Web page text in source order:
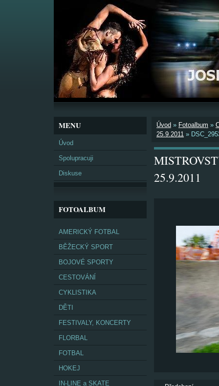
MENU
Úvod
Spolupracuji
Diskuse
FOTOALBUM
AMERICKÝ FOTBAL
BĚŽECKÝ SPORT
BOJOVÉ SPORTY
CESTOVÁNÍ
CYKLISTIKA
DĚTI
FESTIVALY, KONCERTY
FLORBAL
FOTBAL
HOKEJ
IN-LINE a SKATE
Úvod » Fotoalbum »
25.9.2011 »
25.9.2011